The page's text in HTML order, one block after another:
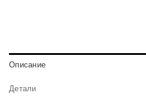
Описание
Детали